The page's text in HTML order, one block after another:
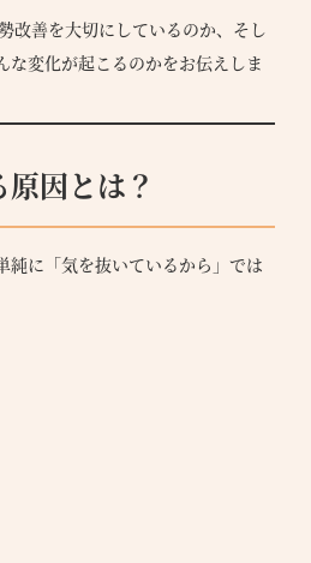
改善を大切にしているのか、そし
な変化が起こるのかをお伝えしま
因とは？
純に「気を抜いているから」では